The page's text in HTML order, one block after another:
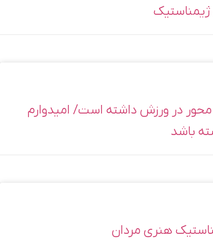
محور در ورزش داشته است/ امیدوارم
باشد
هنری مردان